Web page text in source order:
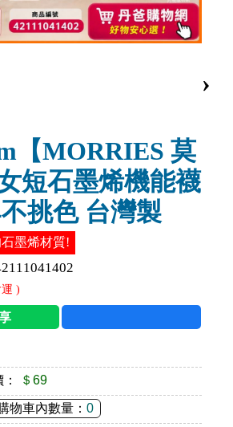
›
【MORRIES 莫
短石墨烯機能襪
挑色 台灣製
墨烯材質!
)
＄69
物車內數量： 0